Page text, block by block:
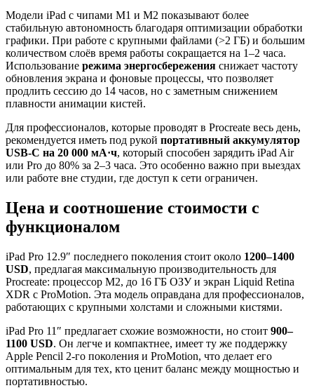
Модели iPad с чипами M1 и M2 показывают более
стабильную автономность благодаря оптимизации обработки
графики. При работе с крупными файлами (>2 ГБ) и большим
количеством слоёв время работы сокращается на 1–2 часа.
Использование режима энергосбережения снижает частоту
обновления экрана и фоновые процессы, что позволяет
продлить сессию до 14 часов, но с заметным снижением
плавности анимации кистей.
Для профессионалов, которые проводят в Procreate весь день,
рекомендуется иметь под рукой портативный аккумулятор
USB-C на 20 000 мА·ч, который способен зарядить iPad Air
или Pro до 80% за 2–3 часа. Это особенно важно при выездах
или работе вне студии, где доступ к сети ограничен.
Цена и соотношение стоимости с
функционалом
iPad Pro 12.9″ последнего поколения стоит около 1200–1400
USD, предлагая максимальную производительность для
Procreate: процессор M2, до 16 ГБ ОЗУ и экран Liquid Retina
XDR с ProMotion. Эта модель оправдана для профессионалов,
работающих с крупными холстами и сложными кистями.
iPad Pro 11″ предлагает схожие возможности, но стоит 900–
1100 USD. Он легче и компактнее, имеет ту же поддержку
Apple Pencil 2-го поколения и ProMotion, что делает его
оптимальным для тех, кто ценит баланс между мощностью и
портативностью.